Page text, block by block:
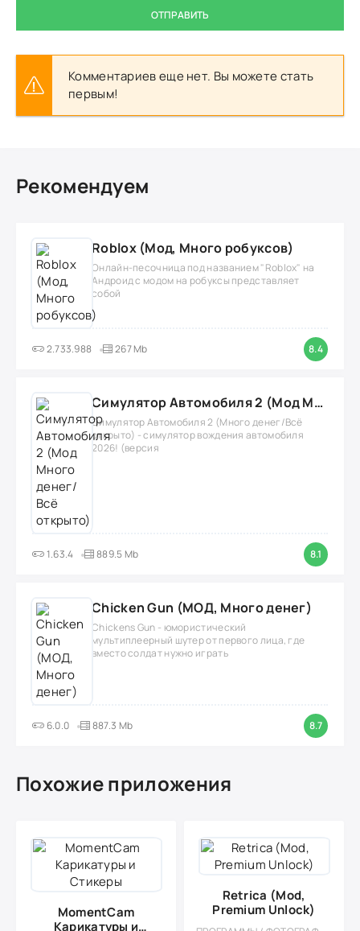
ОТПРАВИТЬ
Комментариев еще нет. Вы можете стать
первым!
Рекомендуем
Roblox (Мод, Много робуксов)
Онлайн-песочница под названием "Roblox" на
Андроид с модом на робуксы представляет
собой
2.733.988 267 Mb 8.4
Симулятор Автомобиля 2 (Мод Много денег/Всё открыто)
Симулятор Автомобиля 2 (Много денег/Всё
открыто) - симулятор вождения автомобиля
2026! (версия
1.63.4 889.5 Mb 8.1
Chicken Gun (МОД, Много денег)
Chickens Gun - юмористический
мультиплеерный шутер от первого лица, где
вместо солдат нужно играть
6.0.0 887.3 Mb 8.7
Похожие приложения
MomentCam
Карикатуры и
Retrica (Mod,
Premium Unlock)